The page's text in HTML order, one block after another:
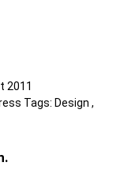
2011
Tags: Design ,